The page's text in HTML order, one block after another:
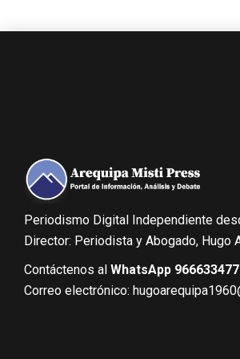
Periodismo Digital Independiente
Director: Periodista y Abogado, Hugo
Contáctenos al WhatsApp 966633477
Correo electrónico: